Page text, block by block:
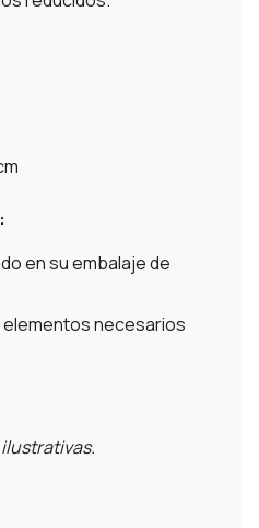
en su embalaje de
necesarios